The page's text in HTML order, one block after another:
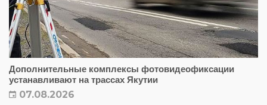
Дополнительные комплексы фотовидеофиксации
устанавливают на трассах Якутии
07.08.2026